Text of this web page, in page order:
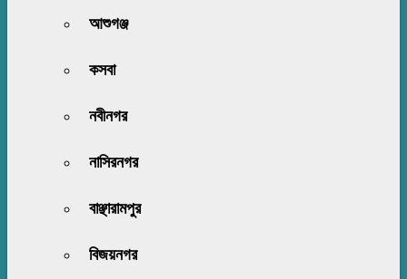
আশুগঞ্জ
কসবা
নবীনগর
নাসিরনগর
বাঞ্ছারামপুর
বিজয়নগর